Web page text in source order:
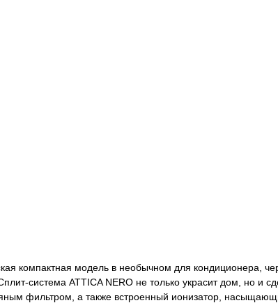
компактная модель в необычном для кондиционера,
система ATTICA NERO не только украсит дом, но и
фильтром, а также встроенный ионизатор,